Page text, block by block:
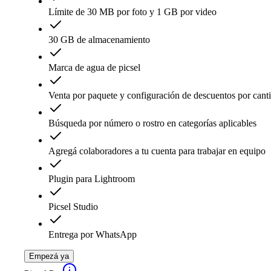
Límite de 30 MB por foto y 1 GB por video
30 GB de almacenamiento
Marca de agua de picsel
Venta por paquete y configuración de descuentos por
Búsqueda por número o rostro en categorías aplicables
Agregá colaboradores a tu cuenta para trabajar en equipo
Plugin para Lightroom
Picsel Studio
Entrega por WhatsApp
Empezá ya